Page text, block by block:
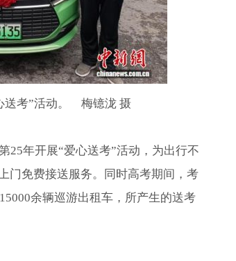
送考”活动。 梅镱泷 摄
25年开展“爱心送考”活动，为出行不
门免费接送服务。同时高考期间，考
余辆巡游出租车，所产生的送考